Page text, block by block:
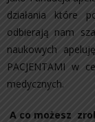
działania które
odbierają nam
naukowych
PACJENTAMI w
medycznych.
A co możesz